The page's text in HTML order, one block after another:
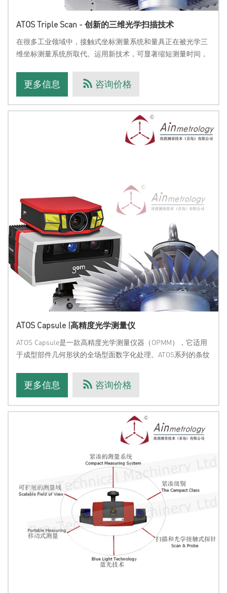
ATOS Triple Scan - 创新的三维光学扫描技术
在很多工业领域中，接触式坐标测量系统和量具正在被光学三
维坐标测量系统所取代。运用新技术，可显著缩短测量时间，
估。是一种高分辨率光学扫描仪，可快速提供精确的三维测量
数据，以优化设计过程、改善工业生产流程。A
更多信息 咨询价格
ATOS Capsule |高精度光学测量仪
ATOS Capsule是一款高精度光学测量仪器（OPMM），它适用
于成型部件几何形状的全场型面数字化处理。ATOS系列的条纹
生产质量控制。ATOS Capsule可用于比如齿轮、涡轮叶片、转
轮以及医疗
更多信息 咨询价格